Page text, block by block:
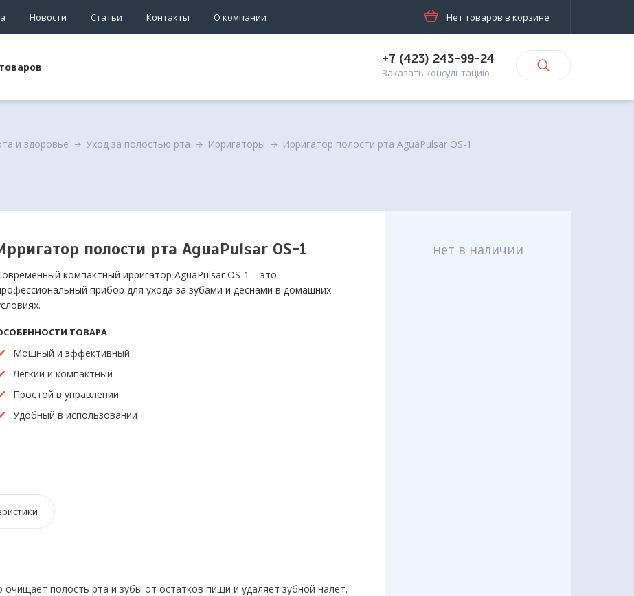
Новости Статьи Контакты О компании Нет товаров в корзине
+7 (423) 243-99-24
Заказать консультацию
и здоровье Уход за полостью рта Ирригаторы Ирригатор полости рта AguaPulsar OS-1
полости рта AguaPulsar OS-1
компактный ирригатор AguaPulsar OS-1 – это
прибор для ухода за зубами и деснами в домашних
ТОВАРА
Мощный и эффективный
Легкий и компактный
Простой в управлении
Удобный в использовании
полость рта и зубы от остатков пищи и удаляет зубной налет.
нет в наличии